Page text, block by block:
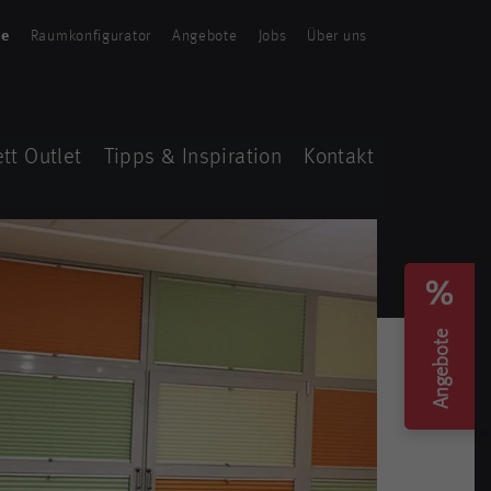
Angebote
Raumkonfigurator Angebote Jobs Über uns
Outlet Tipps & Inspiration Kontakt